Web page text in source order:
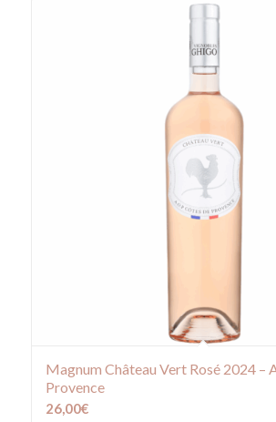
Magnum Château Vert Rosé 2024 –
Provence
26,00€